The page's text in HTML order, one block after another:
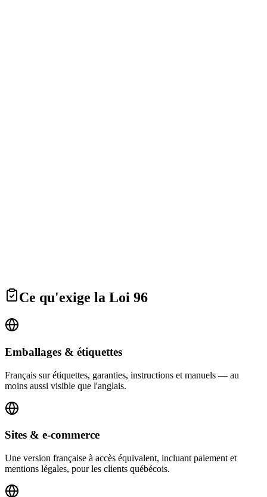
Ce qu'exige la Loi 96
Emballages & étiquettes
Français sur étiquettes, garanties, instructions et manuels — au
moins aussi visible que l'anglais.
Sites & e-commerce
Une version française à accès équivalent, incluant paiement et
mentions légales, pour les clients québécois.